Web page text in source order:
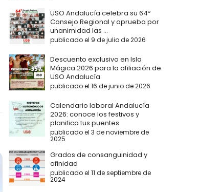
USO Andalucía celebra su 64º
Consejo Regional y aprueba por
unanimidad las ...
publicado el 9 de julio de 2026
Descuento exclusivo en Isla
Mágica 2026 para la afiliación de
USO Andalucía
publicado el 16 de junio de 2026
Calendario laboral Andalucía
2026: conoce los festivos y
planifica tus puentes
publicado el 3 de noviembre de
2025
Grados de consanguinidad y
afinidad
publicado el 11 de septiembre de
2024